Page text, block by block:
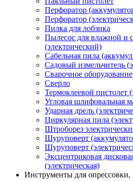
Перфоратор
Перфоратор
Пилка для лобзика
Пылесос для влажной и
(электрический)
Сабельная пила
Садовый измельчитель
Сварочное оборудование
Сверло
Термоклеевой пистолет
Угловая шлифовальная
Ударная дрель
Циркулярная пила
Штроборез
Шуруповерт
Шуруповерт
Эксцентриковая
(электрическая)
Инструменты для опрессовки,